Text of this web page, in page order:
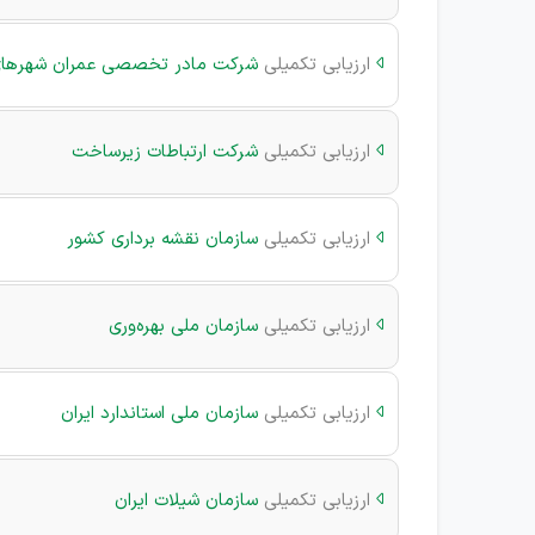
 ارزیابی تکمیلی شرکت مادر تخصصی عمران
 ارزیابی تکمیلی شرکت ارتباطات زیرساخت
 ارزیابی تکمیلی سازمان نقشه برداری کشور
 ارزیابی تکمیلی سازمان ملی بهره‌وری
 ارزیابی تکمیلی سازمان ملی استاندارد ایران
 ارزیابی تکمیلی سازمان شیلات ایران